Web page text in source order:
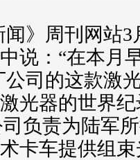
》周刊网站3
说：“在本月
公司的这款激
光器的世界纪
负责为陆军
卡车提供组束